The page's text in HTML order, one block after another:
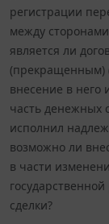
регистрации
между
является ли
(прекращенным)
внесение в него
часть денежных
исполнил
возможно ли
в части
сделки?